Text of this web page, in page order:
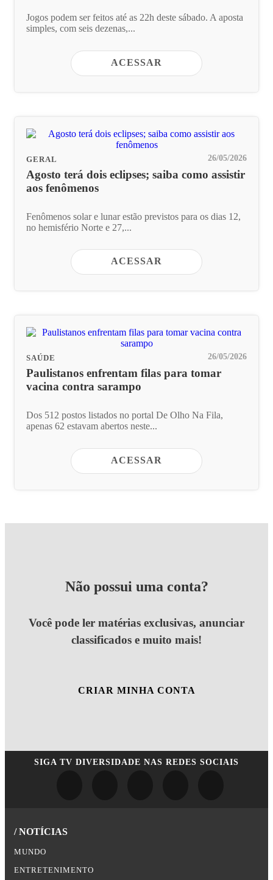
Jogos podem ser feitos até as 22h deste sábado. A aposta
simples, com seis dezenas,...
ACESSAR
GERAL 26/05/2026
Agosto terá dois eclipses; saiba como assistir
aos fenômenos
Fenômenos solar e lunar estão previstos para os dias 12,
no hemisfério Norte e 27,...
ACESSAR
SAÚDE 26/05/2026
Paulistanos enfrentam filas para tomar
vacina contra sarampo
Dos 512 postos listados no portal De Olho Na Fila,
apenas 62 estavam abertos neste...
ACESSAR
Não possui uma conta?
Você pode ler matérias exclusivas, anunciar
classificados e muito mais!
CRIAR MINHA CONTA
SIGA TV DIVERSIDADE NAS REDES SOCIAIS
/ NOTÍCIAS
MUNDO
ENTRETENIMENTO